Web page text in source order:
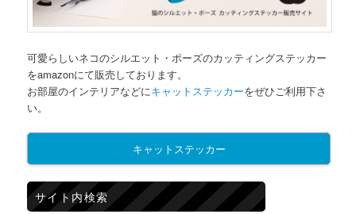
可愛らしいネコのシルエット・ポーズのカッティングステッカー
をamazonにて販売しております。
お部屋のインテリアなどにキャットステッカーをぜひご利用下さ
い。
キャットステッカー
サイト内検索